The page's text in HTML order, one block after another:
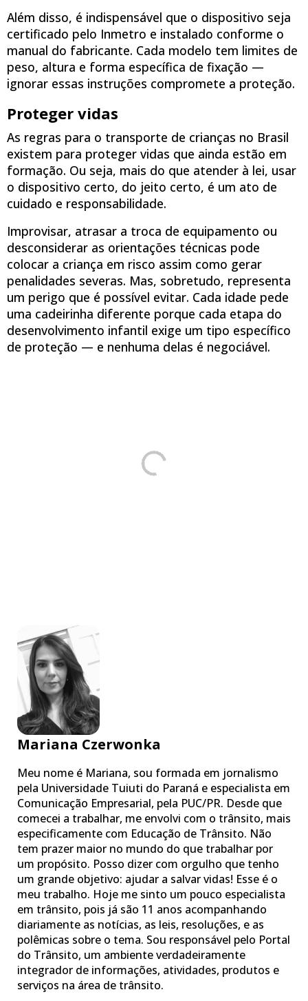
Além disso, é indispensável que o dispositivo seja
certificado pelo Inmetro e instalado conforme o
manual do fabricante. Cada modelo tem limites de
peso, altura e forma específica de fixação —
ignorar essas instruções compromete a proteção.
Proteger vidas
As regras para o transporte de crianças no Brasil
existem para proteger vidas que ainda estão em
formação. Ou seja, mais do que atender à lei, usar
o dispositivo certo, do jeito certo, é um ato de
cuidado e responsabilidade.
Improvisar, atrasar a troca de equipamento ou
desconsiderar as orientações técnicas pode
colocar a criança em risco assim como gerar
penalidades severas. Mas, sobretudo, representa
um perigo que é possível evitar. Cada idade pede
uma cadeirinha diferente porque cada etapa do
desenvolvimento infantil exige um tipo específico
de proteção — e nenhuma delas é negociável.
Mariana Czerwonka
Meu nome é Mariana, sou formada em jornalismo
pela Universidade Tuiuti do Paraná e especialista em
Comunicação Empresarial, pela PUC/PR. Desde que
comecei a trabalhar, me envolvi com o trânsito, mais
especificamente com Educação de Trânsito. Não
tem prazer maior no mundo do que trabalhar por
um propósito. Posso dizer com orgulho que tenho
um grande objetivo: ajudar a salvar vidas! Esse é o
meu trabalho. Hoje me sinto um pouco especialista
em trânsito, pois já são 11 anos acompanhando
diariamente as notícias, as leis, resoluções, e as
polêmicas sobre o tema. Sou responsável pelo Portal
do Trânsito, um ambiente verdadeiramente
integrador de informações, atividades, produtos e
serviços na área de trânsito.